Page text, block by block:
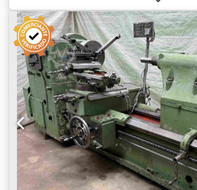
recorrido eje X:1.700 mm, recorrido
modelo de controlador:Siemens 840
– venta garantizada al mejor postor!
completamente reacondicionada en
control CNC Siemens 840 D!
del plato: 2.000 mm Diámetro de
2.200 mm Recorrido eje X: 1.700 mm
(+550) mm Rango de velocidad del
variable: 0,28–160 rpm Altura
mm Diámetro del husillo principal:
paso del husillo: 100 mm Par en el
máximo de la pieza: 5.000 kg